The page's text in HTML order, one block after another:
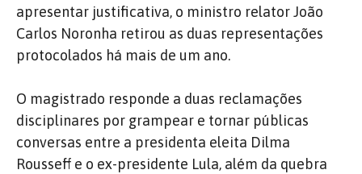
apresentar justificativa, o ministro relator João
Carlos Noronha retirou as duas representações
protocolados há mais de um ano.
O magistrado responde a duas reclamações
disciplinares por grampear e tornar públicas
conversas entre a presidenta eleita Dilma
Rousseff e o ex-presidente Lula, além da quebra